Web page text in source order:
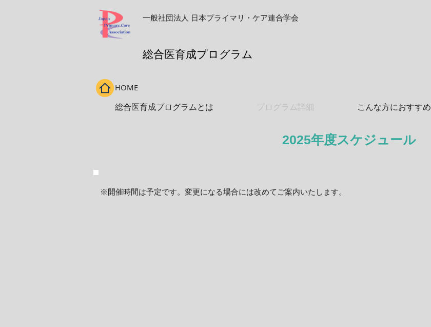
一般社団法人 日本プライマリ・ケア連合学会
​総合医育成プログラム
HOME
総合医育成プログラムとは
プログラム詳細 こんな方におすすめ
2025年度スケジュール
※開催時間は予定です。変更になる場合には改めてご案内いたします。